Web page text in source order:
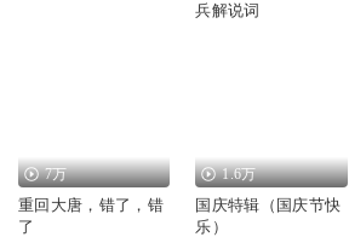
兵解说词
7万
重回大唐，错了，错
了
1.6万
国庆特辑（国庆节快
乐）